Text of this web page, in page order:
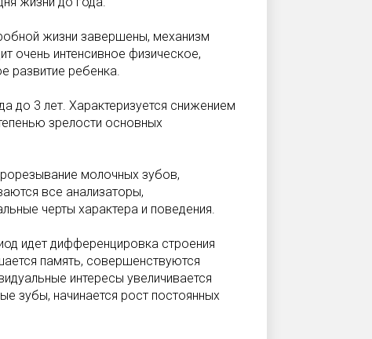
жизни завершены, механизм
очень интенсивное физическое,
развитие ребенка.
до 3 лет. Характеризуется снижением
зрелости основных
молочных зубов,
все анализаторы,
черты характера и поведения.
идет дифференцировка строения
память, совершенствуются
интересы увеличивается
зубы, начинается рост постоянных